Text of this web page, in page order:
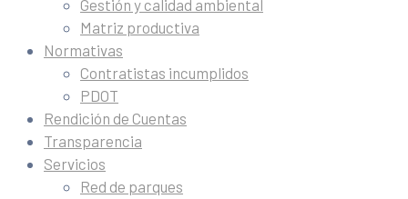
Gestión y calidad ambiental
Matriz productiva
Normativas
Contratistas incumplidos
PDOT
Rendición de Cuentas
Transparencia
Servicios
Red de parques